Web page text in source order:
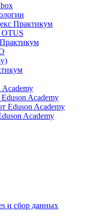
Практикум
OTUS
Academy
Academy
Eduson Academy
Academy
и сбор данных